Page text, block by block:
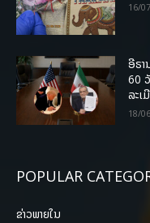
16/
ອີຣາ
60
ລະເ
18/
POPULAR
ຂ່າວພາຍ​ໃນ